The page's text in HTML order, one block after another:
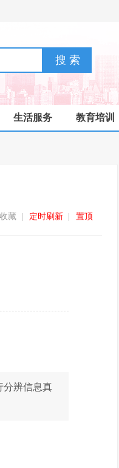
生活服务 教育培训
置顶
定时刷新
收藏
分辨信息真